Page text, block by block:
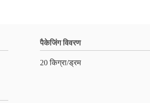
पैकेजिंग विवरण
20 किग्रा/ड्रम